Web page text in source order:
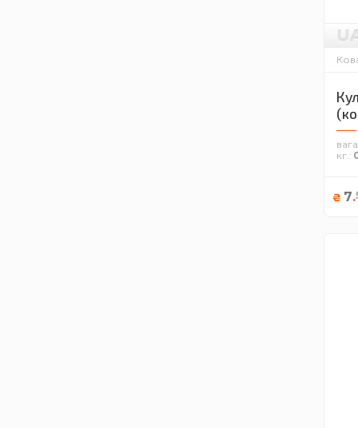
кг.
₴ 7.